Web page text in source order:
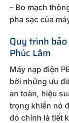
– Bo mạch
pha sạc của
Quy trình
Phúc Lâm
Máy nạp điện
bởi những ưu
an toàn, hiệu
trọng khiến nó
đó chính là tiết